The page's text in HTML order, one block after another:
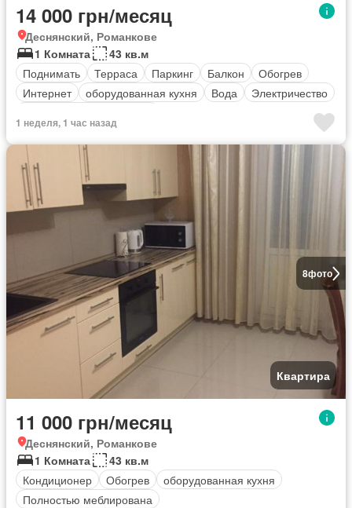
14 000 грн/месяц
Деснянский, Романкове
1 Комната
43 кв.м
Поднимать
Терраса Паркинг Балкон
Обогрев
Интернет
оборудованная кухня Вода
Электричество
1 неделя, 1 час назад
8фото
Квартира
11 000 грн/месяц
Деснянский, Романкове
1 Комната
43 кв.м
Кондиционер
Обогрев
оборудованная кухня
Полностью меблирована